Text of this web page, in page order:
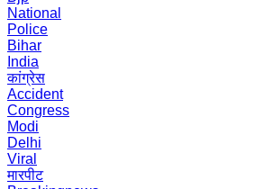
National
Police
Bihar
India
कांग्रेस
Accident
Congress
Modi
Delhi
Viral
मारपीट